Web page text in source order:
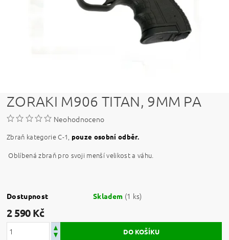
ZORAKI M906 TITAN, 9MM PA
Neohodnoceno
Zbraň kategorie C-1, pouze osobní odběr.
Oblíbená zbraň pro svoji menší velikost a váhu.
Dostupnost Skladem (1 ks)
2 590 Kč